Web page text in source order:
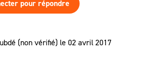
pour répondre
(non vérifié) le 02 avril 2017